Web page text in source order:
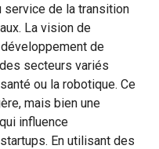
service de la transition
La vision de
de
secteurs variés
ou la robotique. Ce
mais bien une
qui influence
En utilisant des